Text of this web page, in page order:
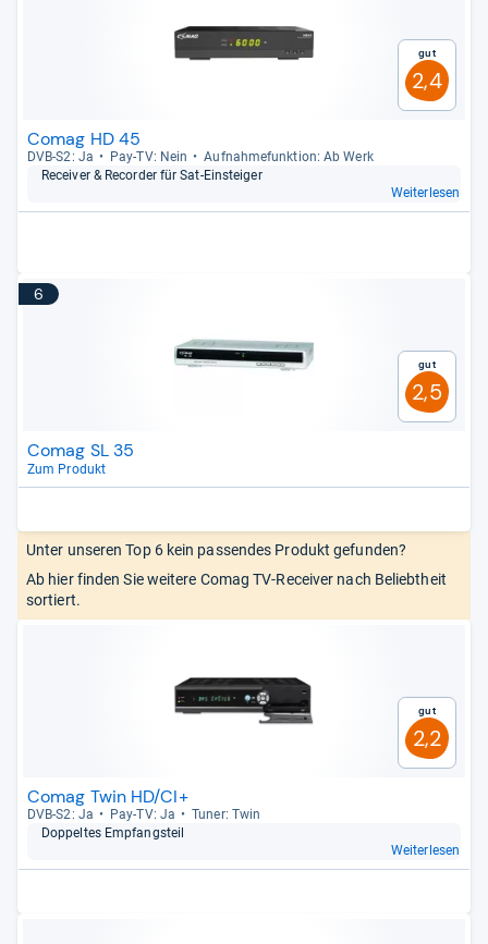
Gut
2,4
Comag HD 45
DVB-​S2: Ja Pay-​TV: Nein
Auf­nah­me­funk­tion: Ab Werk
Recei­ver & Recor­der für Sat-​Ein­stei­ger
Weiterlesen
6
Gut
2,5
Comag SL 35
Zum Produkt
Unter unseren Top 6 kein passendes Produkt gefunden?
Ab hier finden Sie weitere Comag TV-Receiver nach Beliebtheit
sortiert.
Gut
2,2
Comag Twin HD/CI+
DVB-​S2: Ja Pay-​TV: Ja
Tuner: Twin
Dop­pel­tes Emp­fangs­teil
Weiterlesen